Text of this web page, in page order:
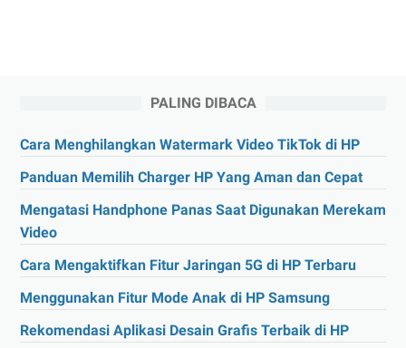
PALING DIBACA
Cara Menghilangkan Watermark Video TikTok di HP
Panduan Memilih Charger HP Yang Aman dan Cepat
Mengatasi Handphone Panas Saat Digunakan Merekam
Video
Cara Mengaktifkan Fitur Jaringan 5G di HP Terbaru
Menggunakan Fitur Mode Anak di HP Samsung
Rekomendasi Aplikasi Desain Grafis Terbaik di HP